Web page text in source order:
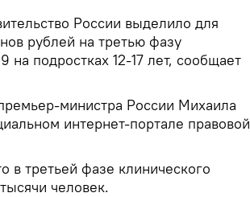
России выделило для
рублей на третью фазу
на подростках 12-17 лет, сообщает
министра России Михаила
интернет-портале правовой
в третьей фазе клинического
человек.